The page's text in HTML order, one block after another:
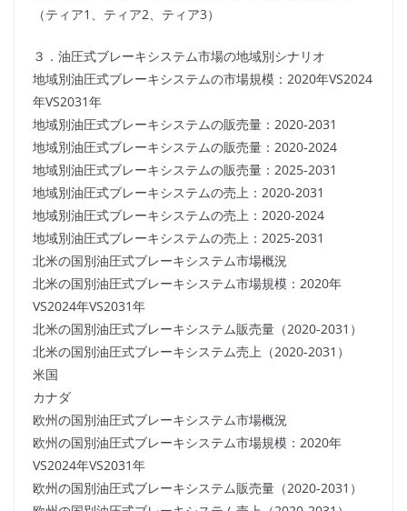
（ティア1、ティア2、ティア3）
３．油圧式ブレーキシステム市場の地域別シナリオ
地域別油圧式ブレーキシステムの市場規模：2020年VS2024
年VS2031年
地域別油圧式ブレーキシステムの販売量：2020-2031
地域別油圧式ブレーキシステムの販売量：2020-2024
地域別油圧式ブレーキシステムの販売量：2025-2031
地域別油圧式ブレーキシステムの売上：2020-2031
地域別油圧式ブレーキシステムの売上：2020-2024
地域別油圧式ブレーキシステムの売上：2025-2031
北米の国別油圧式ブレーキシステム市場概況
北米の国別油圧式ブレーキシステム市場規模：2020年
VS2024年VS2031年
北米の国別油圧式ブレーキシステム販売量（2020-2031）
北米の国別油圧式ブレーキシステム売上（2020-2031）
米国
カナダ
欧州の国別油圧式ブレーキシステム市場概況
欧州の国別油圧式ブレーキシステム市場規模：2020年
VS2024年VS2031年
欧州の国別油圧式ブレーキシステム販売量（2020-2031）